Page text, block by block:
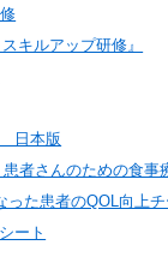
キルアップ研修』
日本版
者さんのための食事
った患者のQOL向上
ート